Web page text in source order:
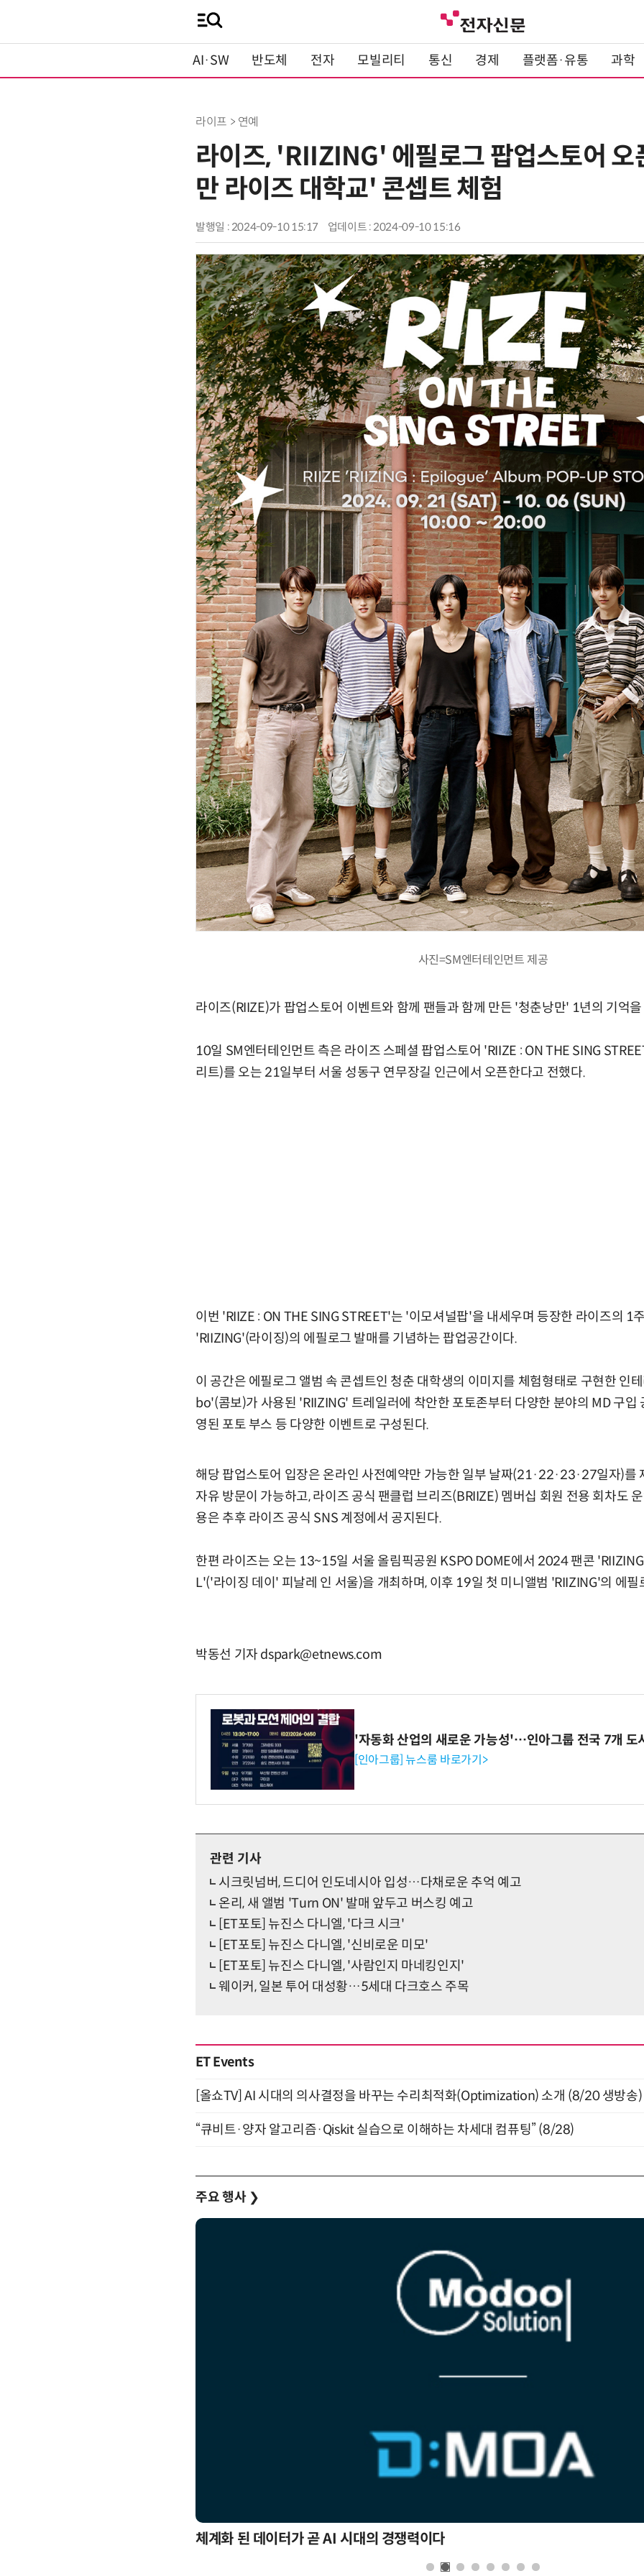
AI·SW 반도체 전자 모빌리티 통신 경제 플랫폼·유통 과학
라이프 > 연예
라이즈, 'RIIZING' 에필로그 팝업스토어
만 라이즈 대학교' 콘셉트 체험
발행일 : 2024-09-10 15:17 업데이트 : 2024-09-10 15:16
사진=SM엔터테인먼트 제공
라이즈(RIIZE)가 팝업스토어 이벤트와 함께 팬들과 함께 만든 '청춘낭만' 1년의 기억
10일 SM엔터테인먼트 측은 라이즈 스페셜 팝업스토어 'RIIZE : ON THE SING
리트)를 오는 21일부터 서울 성동구 연무장길 인근에서 오픈한다고 전했다.
이번 'RIIZE : ON THE SING STREET'는 '이모셔널팝'을 내세우며 등장한 라이즈의 1
'RIIZING'(라이징)의 에필로그 발매를 기념하는 팝업공간이다.
이 공간은 에필로그 앨범 속 콘셉트인 청춘 대학생의 이미지를 체험형태로 구현한 인
bo'(콤보)가 사용된 'RIIZING' 트레일러에 착안한 포토존부터 다양한 분야의 MD 구입
영된 포토 부스 등 다양한 이벤트로 구성된다.
해당 팝업스토어 입장은 온라인 사전예약만 가능한 일부 날짜(21·22·23·27일자)를
자유 방문이 가능하고, 라이즈 공식 팬클럽 브리즈(BRIIZE) 멤버십 회원 전용 회차도
용은 추후 라이즈 공식 SNS 계정에서 공지된다.
한편 라이즈는 오는 13~15일 서울 올림픽공원 KSPO DOME에서 2024 팬콘
L'('라이징 데이' 피날레 인 서울)을 개최하며, 이후 19일 첫 미니앨범 'RIIZING'의 에필
박동선 기자 dspark@etnews.com
'자동화 산업의 새로운 가능성'…인아그룹 전국 7개 도
[인아그룹] 뉴스룸 바로가기>
관련 기사
시크릿넘버, 드디어 인도네시아 입성…다채로운 추억 예고
온리, 새 앨범 'Turn ON' 발매 앞두고 버스킹 예고
[ET포토] 뉴진스 다니엘, '다크 시크'
[ET포토] 뉴진스 다니엘, '신비로운 미모'
[ET포토] 뉴진스 다니엘, '사람인지 마네킹인지'
웨이커, 일본 투어 대성황…5세대 다크호스 주목
ET Events
[올쇼TV] AI 시대의 의사결정을 바꾸는 수리최적화(Optimization) 소개 (8/20 생방송)
“큐비트·양자 알고리즘·Qiskit 실습으로 이해하는 차세대 컴퓨팅” (8/28)
주요 행사 ❯
체계화 된 데이터가 곧 AI 시대의 경쟁력이다